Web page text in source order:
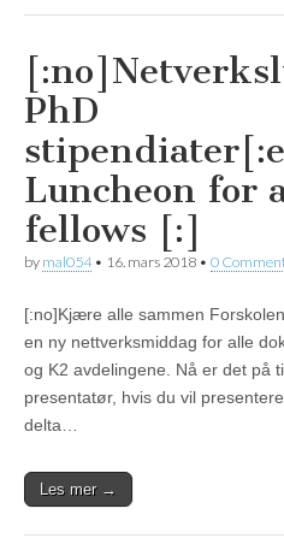
PhD
Luncheon for
fellows [:]
by mal054• 16. mars 2018 • 0
[:no]Kjære alle sammen
en ny nettverksmiddag for alle
og K2 avdelingene. Nå er det på
presentatør, hvis du vil
delta…
Les mer →